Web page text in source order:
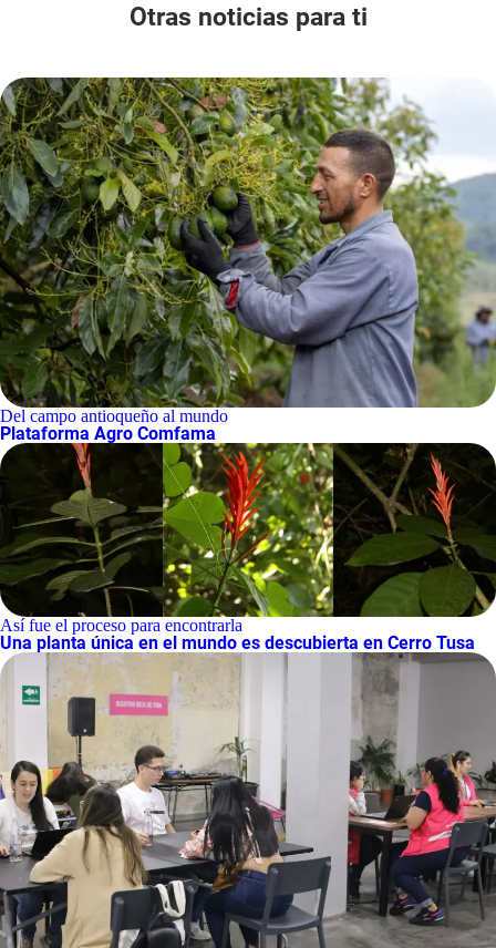
Otras noticias para ti
Del campo antioqueño al mundo
Plataforma Agro Comfama
Así fue el proceso para encontrarla
Una planta única en el mundo es descubierta en Cerro Tusa